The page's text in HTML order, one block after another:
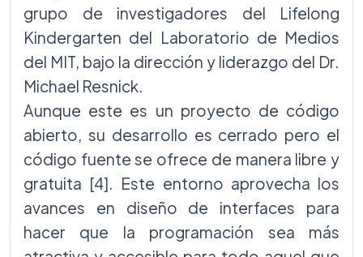
grupo de investigadores del Lifelong
Kindergarten del Laboratorio de Medios
del MIT, bajo la dirección y liderazgo del Dr.
Michael Resnick.
Aunque este es un proyecto de código
abierto, su desarrollo es cerrado pero el
código fuente se ofrece de manera libre y
gratuita [4]. Este entorno aprovecha los
avances en diseño de interfaces para
hacer que la programación sea más